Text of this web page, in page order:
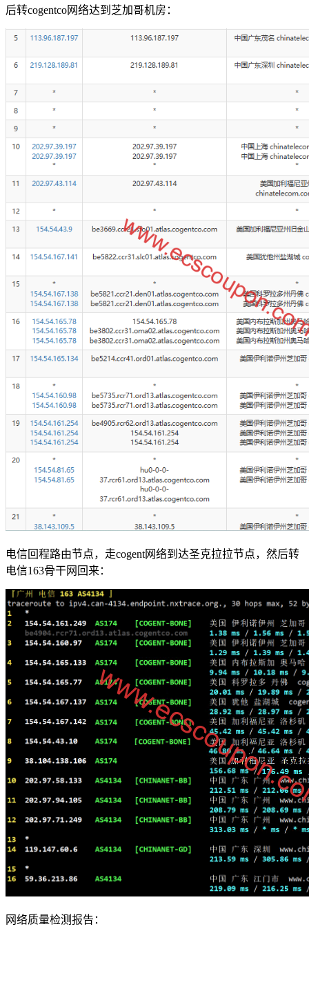
后转cogentco网络达到芝加哥机房：
电信回程路由节点，走cogent网络到达圣克拉拉节点，然后转
电信163骨干网回来：
网络质量检测报告：